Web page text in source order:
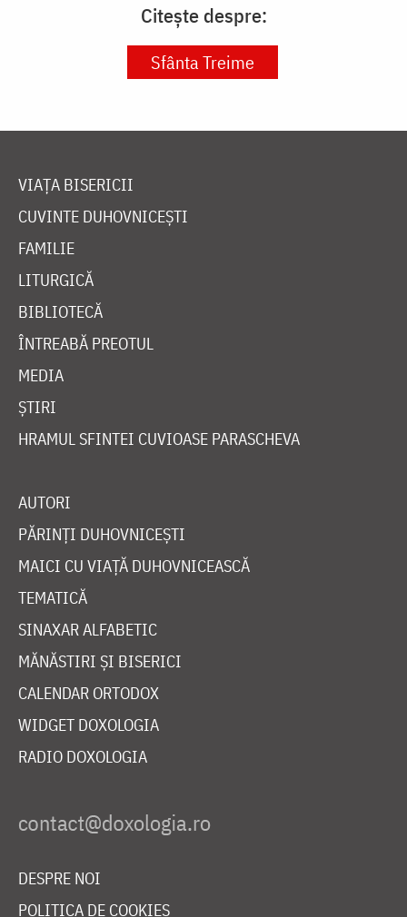
Citește despre:
Sfânta Treime
VIAȚA BISERICII
CUVINTE DUHOVNICEȘTI
FAMILIE
LITURGICĂ
BIBLIOTECĂ
ÎNTREABĂ PREOTUL
MEDIA
ȘTIRI
HRAMUL SFINTEI CUVIOASE PARASCHEVA
AUTORI
PĂRINȚI DUHOVNICEȘTI
MAICI CU VIAȚĂ DUHOVNICEASCĂ
TEMATICĂ
SINAXAR ALFABETIC
MĂNĂSTIRI ȘI BISERICI
CALENDAR ORTODOX
WIDGET DOXOLOGIA
RADIO DOXOLOGIA
DESPRE NOI
POLITICA DE COOKIES